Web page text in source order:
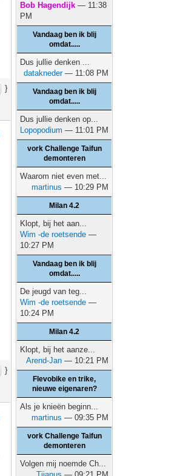
}
}
Bob Hagendijk — 11:38
PM
Vandaag ben ik blij
omdat.....
Dus jullie denken ...
datakneder— 11:08 PM
Vandaag ben ik blij
omdat.....
Dus jullie denken op...
Lopopodium — 11:01 PM
vork Challenge Taifun
demonteren
Waarom niet even met...
martinus — 10:29 PM
Milan 4.2
Klopt, bij het aan...
Wim -de roetsende —
10:27 PM
Vandaag ben ik blij
omdat.....
De jeugd van teg...
Wim -de roetsende —
10:24 PM
Milan 4.2
Klopt, bij het aanze...
Arend-Jan — 10:21 PM
Flevobike en trike,
nieuwe eigenaren?
Als je knieën beginn...
martinus — 09:35 PM
vork Challenge Taifun
demonteren
Volgen mij noemde Ch...